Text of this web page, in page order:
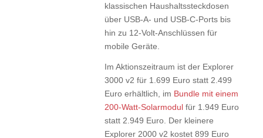
klassischen Haushaltssteckdosen
über USB-A- und USB-C-Ports bis
hin zu 12-Volt-Anschlüssen für
mobile Geräte.
Im Aktionszeitraum ist der Explorer
3000 v2 für 1.699 Euro statt 2.499
Euro erhältlich, im Bundle mit einem
200-Watt-Solarmodulfür 1.949 Euro
statt 2.949 Euro. Der kleinere
Explorer 2000 v2 kostet 899 Euro